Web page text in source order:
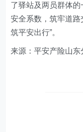
了驿站及两员群体的
安全系数，筑牢道路
筑平安出行”。
来源：平安产险山东